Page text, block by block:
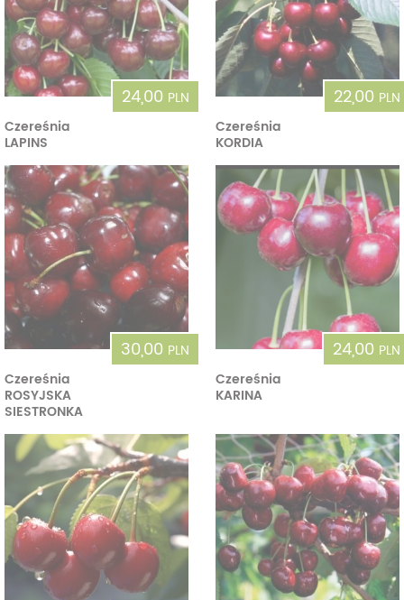
24,00 PLN
Czereśnia
LAPINS
22,00 PLN
Czereśnia
KORDIA
30,00 PLN
Czereśnia
ROSYJSKA
SIESTRONKA
24,00 PLN
Czereśnia
KARINA